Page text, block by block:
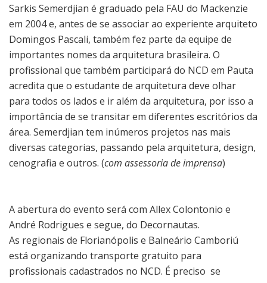
Sarkis Semerdjian é graduado pela FAU do Mackenzie
em 2004 e, antes de se associar ao experiente arquiteto
Domingos Pascali, também fez parte da equipe de
importantes nomes da arquitetura brasileira. O
profissional que também participará do NCD em Pauta
acredita que o estudante de arquitetura deve olhar
para todos os lados e ir além da arquitetura, por isso a
importância de se transitar em diferentes escritórios da
área. Semerdjian tem inúmeros projetos nas mais
diversas categorias, passando pela arquitetura, design,
cenografia e outros. (com assessoria de imprensa)
A abertura do evento será com Allex Colontonio e
André Rodrigues e segue, do Decornautas.
As regionais de Florianópolis e Balneário Camboriú
está organizando transporte gratuito para
profissionais cadastrados no NCD. É preciso se